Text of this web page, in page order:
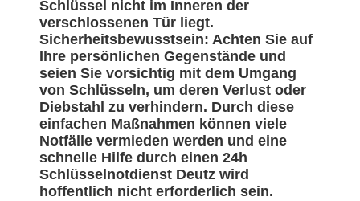
Schlüssel nicht im Inneren der
verschlossenen Tür liegt.
Sicherheitsbewusstsein: Achten Sie auf
Ihre persönlichen Gegenstände und
seien Sie vorsichtig mit dem Umgang
von Schlüsseln, um deren Verlust oder
Diebstahl zu verhindern. Durch diese
einfachen Maßnahmen können viele
Notfälle vermieden werden und eine
schnelle Hilfe durch einen 24h
Schlüsselnotdienst Deutz wird
hoffentlich nicht erforderlich sein.